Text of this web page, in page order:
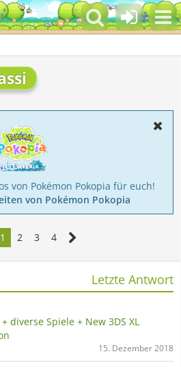
von Pokémon Pokopia für euch!
von Pokémon Pokopia
1 2 3 4
Letzte Antwort
diverse Spiele + New 3DS XL
15. Dezember 2018